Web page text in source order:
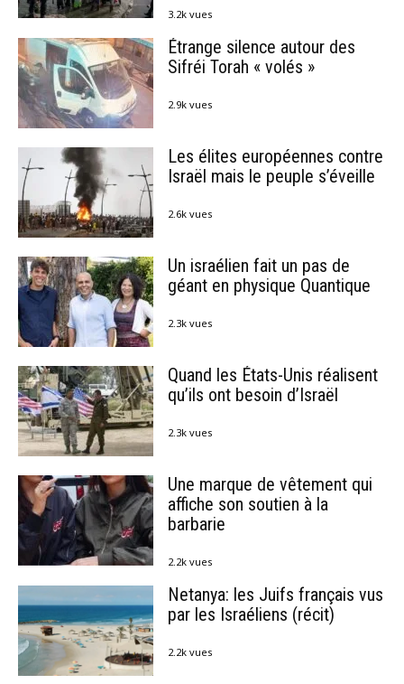
3.2k vues
Étrange silence autour des
Sifréi Torah « volés »
2.9k vues
Les élites européennes contre
Israël mais le peuple s’éveille
2.6k vues
Un israélien fait un pas de
géant en physique Quantique
2.3k vues
Quand les États-Unis réalisent
qu’ils ont besoin d’Israël
2.3k vues
Une marque de vêtement qui
affiche son soutien à la
barbarie
2.2k vues
Netanya: les Juifs français vus
par les Israéliens (récit)
2.2k vues